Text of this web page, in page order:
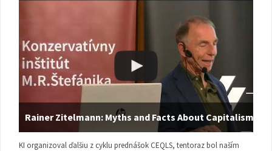
Rainer Zitelmann: Myths and Facts About Capitalism
KI organizoval ďalšiu z cyklu prednášok CEQLS, tentoraz bol naším